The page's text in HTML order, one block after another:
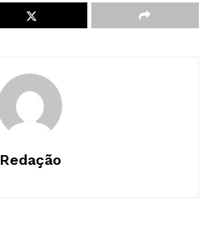
Redação